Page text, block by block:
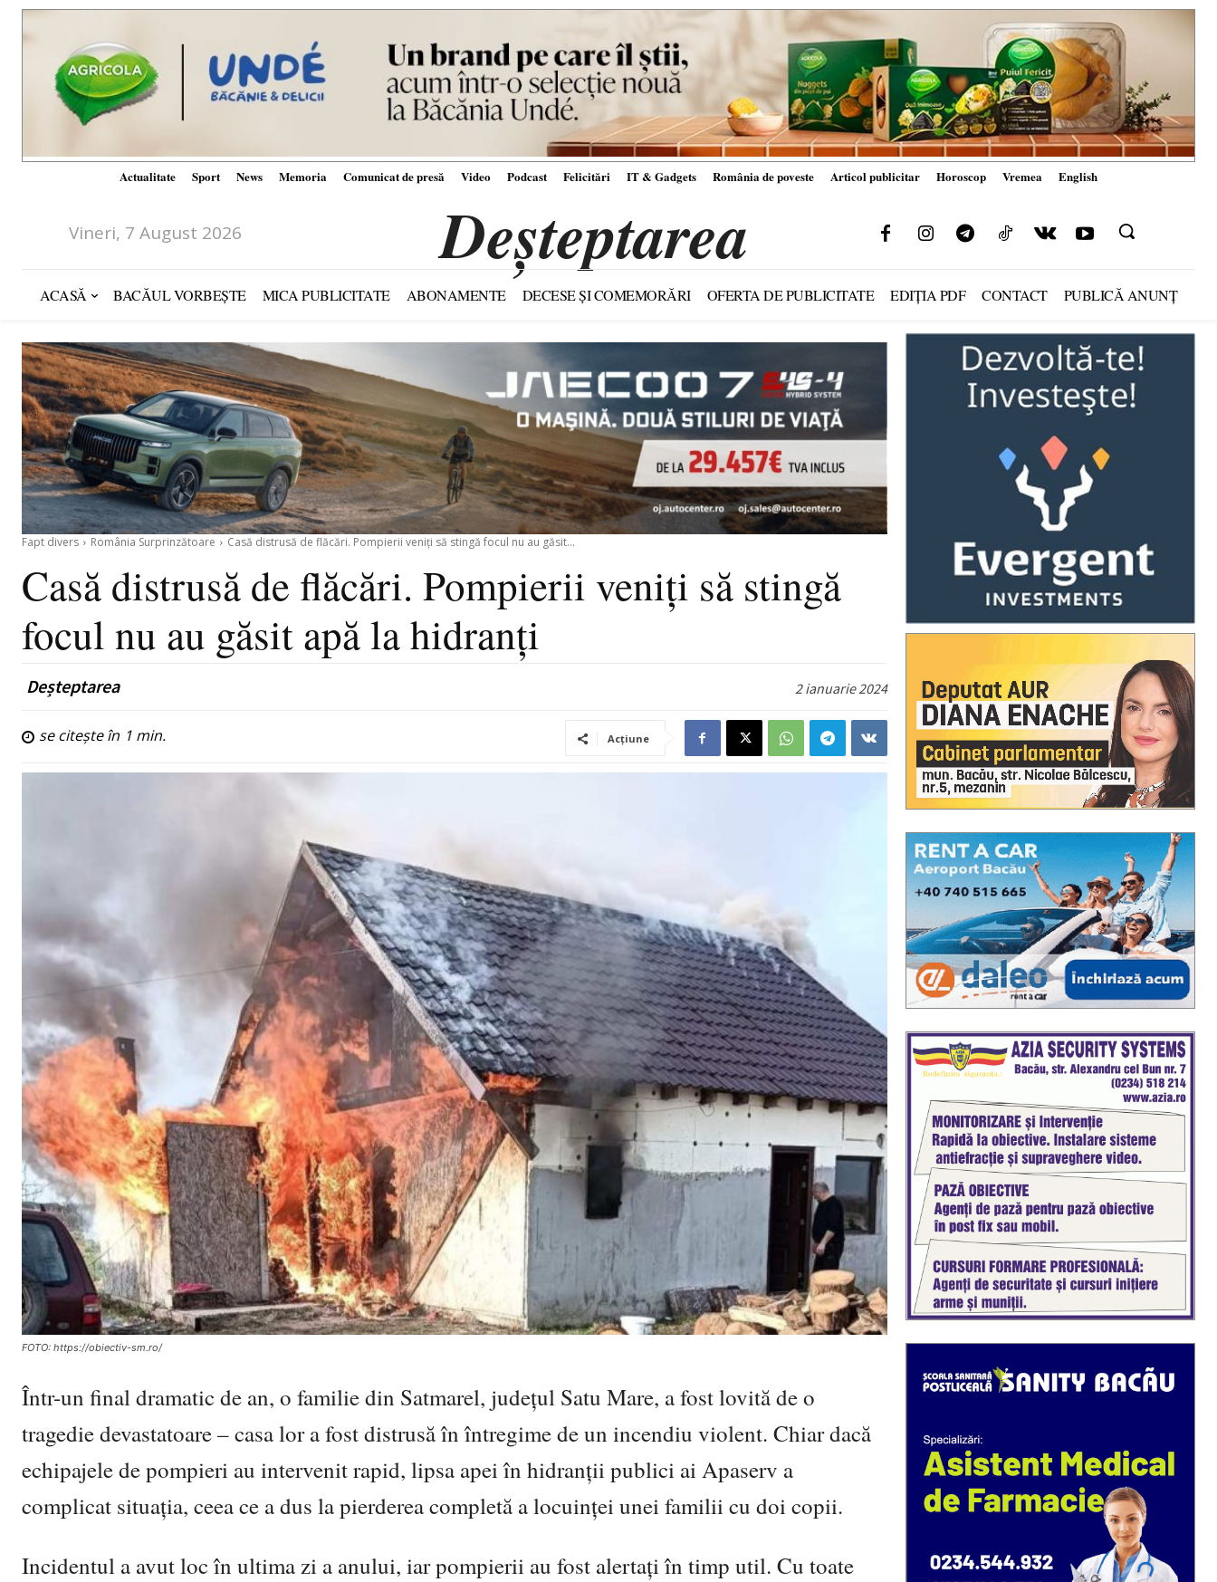
Actualitate Sport News Memoria Comunicat de presă Video Podcast Felicitări IT & Gadgets România de poveste Articol publicitar Horoscop Vremea English
Vineri, 7 August 2026 Deșteptarea
ACASĂ BACĂUL VORBEȘTE MICA PUBLICITATE ABONAMENTE DECESE ȘI COMEMORĂRI OFERTA DE PUBLICITATE EDIȚIA PDF CONTACT PUBLICĂ ANUNȚ
Fapt divers România Surprinzătoare Casă distrusă de flăcări. Pompierii veniți să stingă focul nu au găsit...
Casă distrusă de flăcări. Pompierii veniți să stingă
focul nu au găsit apă la hidranți
Deșteptarea 2 ianuarie 2024
se citește în 1 min. Acțiune
FOTO: https://obiectiv-sm.ro/
Într-un final dramatic de an, o familie din Satmarel, județul Satu Mare, a fost lovită de o
tragedie devastatoare – casa lor a fost distrusă în întregime de un incendiu violent. Chiar dacă
echipajele de pompieri au intervenit rapid, lipsa apei în hidranții publici ai Apaserv a
complicat situația, ceea ce a dus la pierderea completă a locuinței unei familii cu doi copii.
Incidentul a avut loc în ultima zi a anului, iar pompierii au fost alertați în timp util. Cu toate